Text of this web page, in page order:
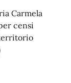
Carmela
censi